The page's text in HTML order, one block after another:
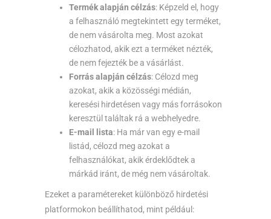
Termék alapján célzás: Képzeld el, hogy
a felhasználó megtekintett egy terméket,
de nem vásárolta meg. Most azokat
célozhatod, akik ezt a terméket nézték,
de nem fejezték be a vásárlást.
Forrás alapján célzás: Célozd meg
azokat, akik a közösségi médián,
keresési hirdetésen vagy más forrásokon
keresztül találtak rá a webhelyedre.
E-mail lista: Ha már van egy e-mail
listád, célozd meg azokat a
felhasználókat, akik érdeklődtek a
márkád iránt, de még nem vásároltak.
Ezeket a paramétereket különböző hirdetési
platformokon beállíthatod, mint például: